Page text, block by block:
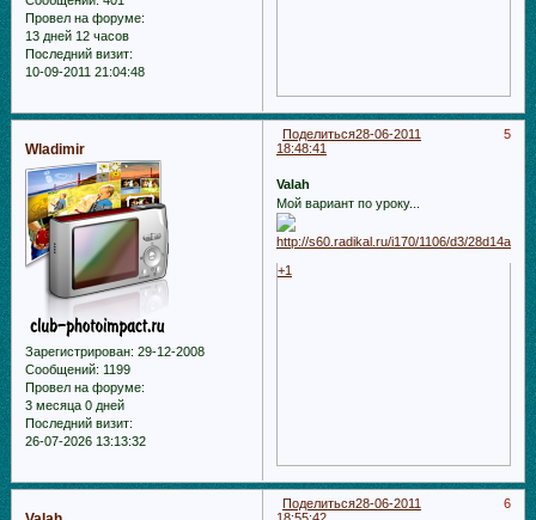
Провел на форуме:
13 дней 12 часов
Последний визит:
10-09-2011 21:04:48
Поделиться 5
28-06-2011
18:48:41
Wladimir
Зарегистрирован: 29-12-2008
Сообщений: 1199
Провел на форуме:
3 месяца 0 дней
Последний визит:
26-07-2026 13:13:32
Valah
Мой вариант по уроку...
+1
Поделиться 6
28-06-2011